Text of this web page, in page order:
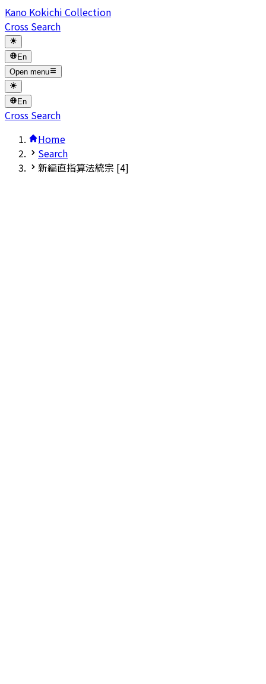
Kano Kokichi Collection
Cross Search
En
Open menu
En
Cross Search
Home
Search
新編直指算法統宗 [4]